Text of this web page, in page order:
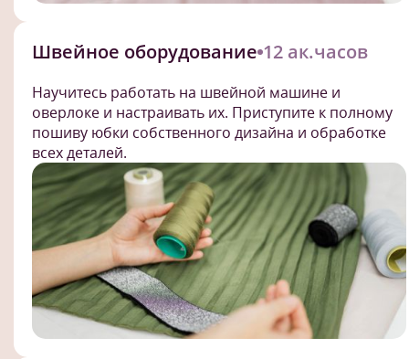
Швейное оборудование 12 ак.часов
Научитесь работать на швейной машине и
оверлоке и настраивать их. Приступите к полному
пошиву юбки собственного дизайна и обработке
всех деталей.